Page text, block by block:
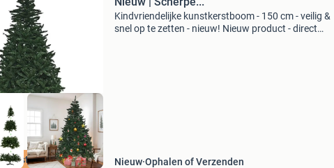
beste prijs
Kindvriendelijke kunstkerstboom - 150 cm - veilig &
snel op te zetten - nieuw! Nieuw product - direct
Nieuw Ophalen of Verzenden